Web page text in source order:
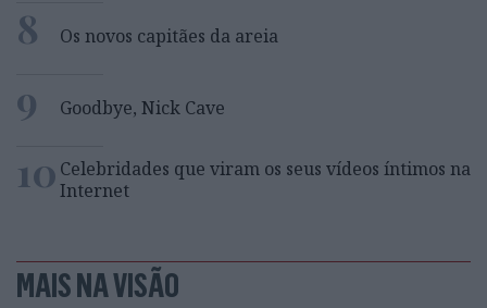
8 Os novos capitães da areia
9 Goodbye, Nick Cave
10 Celebridades que viram os seus vídeos íntimos na
Internet
MAIS NA VISÃO